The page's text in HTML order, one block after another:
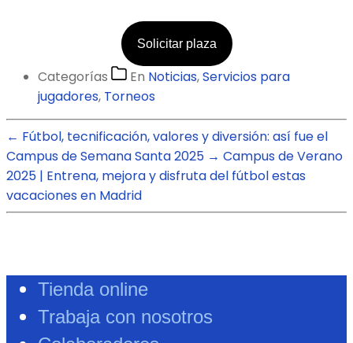
Solicitar plaza
Categorías En Noticias,Servicios para
jugadores, Torneos
← Fútbol, tecnificación, valores y diversión: así fue el
Campus de Semana Santa 2025 → Campus de Verano
2025 | Entrena, mejora y disfruta del fútbol estas
vacaciones en Madrid
Tienda online
Trabaja con nosotros